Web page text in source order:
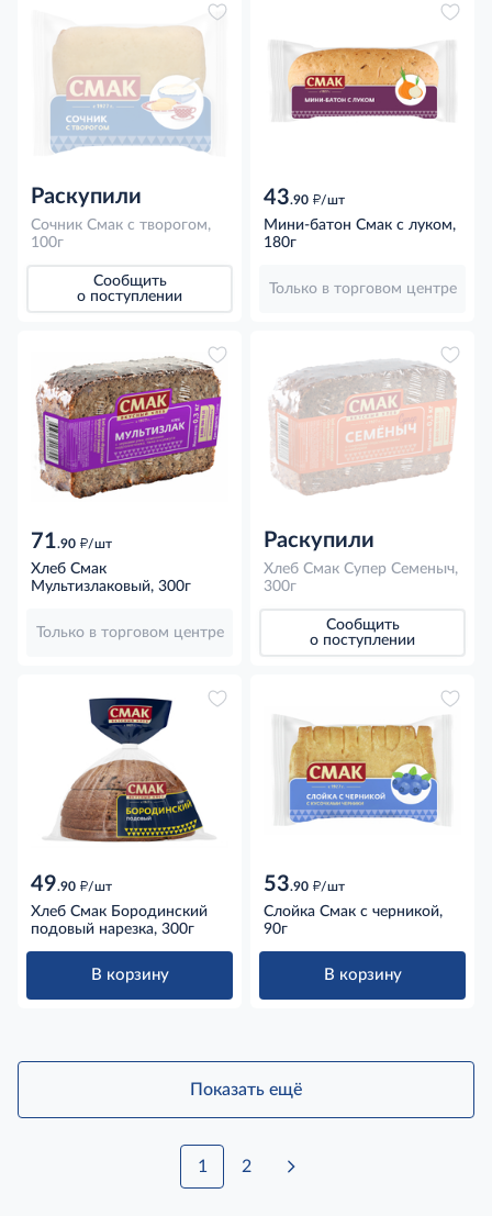
Раскупили
Сочник Смак с творогом,
100г
Сообщить
о поступлении
43.90 д/шт
Мини-батон Смак с луком,
180г
Только в торговом центре
71.90 д/шт
Хлеб Смак
Мультизлаковый, 300г
Только в торговом центре
Раскупили
Хлеб Смак Супер Семеныч,
300г
Сообщить
о поступлении
49.90 д/шт
Хлеб Смак Бородинский
подовый нарезка, 300г
В корзину
53.90 д/шт
Слойка Смак с черникой,
90г
В корзину
Показать ещё
1 2